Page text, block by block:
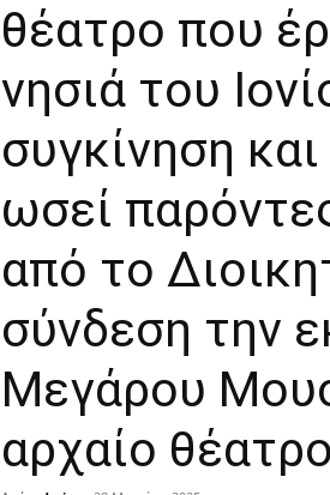
θέατρο που
νησιά του
συγκίνηση
ωσεί
από το
σύνδεση την
Μεγάρου
αρχαίο